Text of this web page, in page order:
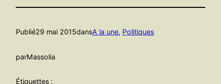
Publié29 mai 2015dansA la une, Politiques
parMassolia
Étiquettes :